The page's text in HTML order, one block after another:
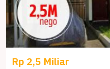
Rp 2,5 Miliar